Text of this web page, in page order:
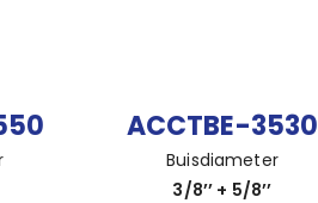
ACCTBE-3530
Buisdiameter
3/8’’ + 5/8’’